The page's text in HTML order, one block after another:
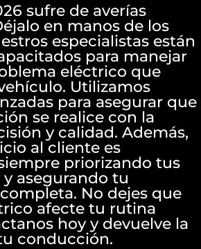
sufre de averías
en manos de los
especialistas están
para manejar
eléctrico que
Utilizamos
para asegurar que
se realice con la
y calidad. Además,
al cliente es
priorizando tus
y asegurando tu
No dejes que
afecte tu rutina
hoy y devuelve la
conducción.